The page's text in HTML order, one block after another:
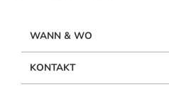
WANN & WO
KONTAKT